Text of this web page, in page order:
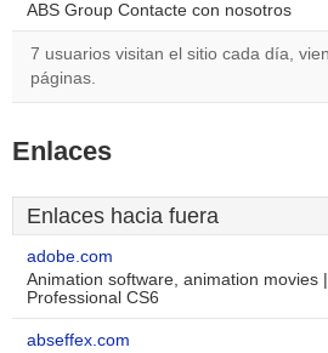
ABS Group Contacte con nosotros
7 usuarios visitan el sitio cada día,
páginas.
Enlaces
Enlaces hacia fuera
adobe.com
Animation software, animation movies
Professional CS6
abseffex.com